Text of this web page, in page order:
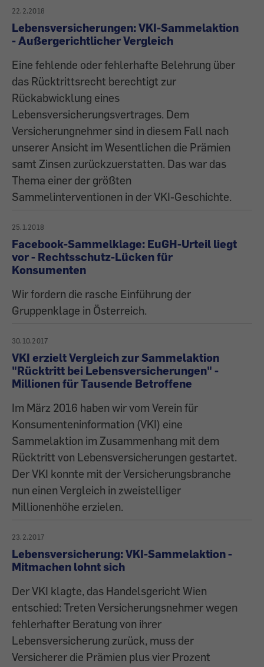
22.2.2018
Lebensversicherungen: VKI-Sammelaktion
- Außergerichtlicher Vergleich
Eine fehlende oder fehlerhafte Belehrung über
das Rücktrittsrecht berechtigt zur
Rückabwicklung eines
Lebensversicherungsvertrages. Dem
Versicherungnehmer sind in diesem Fall nach
unserer Ansicht im Wesentlichen die Prämien
samt Zinsen zurückzuerstatten. Das war das
Thema einer der größten
Sammelinterventionen in der VKI-Geschichte.
25.1.2018
Facebook-Sammelklage: EuGH-Urteil liegt
vor - Rechtsschutz-Lücken für
Konsumenten
Wir fordern die rasche Einführung der
Gruppenklage in Österreich.
30.10.2017
VKI erzielt Vergleich zur Sammelaktion
"Rücktritt bei Lebensversicherungen" -
Millionen für Tausende Betroffene
Im März 2016 haben wir vom Verein für
Konsumenteninformation (VKI) eine
Sammelaktion im Zusammenhang mit dem
Rücktritt von Lebensversicherungen gestartet.
Der VKI konnte mit der Versicherungsbranche
nun einen Vergleich in zweistelliger
Millionenhöhe erzielen.
23.2.2017
Lebensversicherung: VKI-Sammelaktion -
Mitmachen lohnt sich
Der VKI klagte, das Handelsgericht Wien
entschied: Treten Versicherungsnehmer wegen
fehlerhafter Beratung von ihrer
Lebensversicherung zurück, muss der
Versicherer die Prämien plus vier Prozent